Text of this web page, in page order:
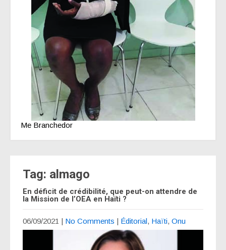
Me Branchedor
Tag: almago
En déficit de crédibilité, que peut-on attendre de
la Mission de l’OEA en Haïti ?
06/09/2021 | No Comments | Éditorial, Haïti, Onu